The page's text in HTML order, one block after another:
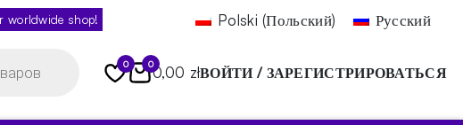
worldwide shop! Polski (Польский)
Русский
0 00,00 złВОЙТИ / ЗАРЕГИСТРИРОВАТЬСЯ